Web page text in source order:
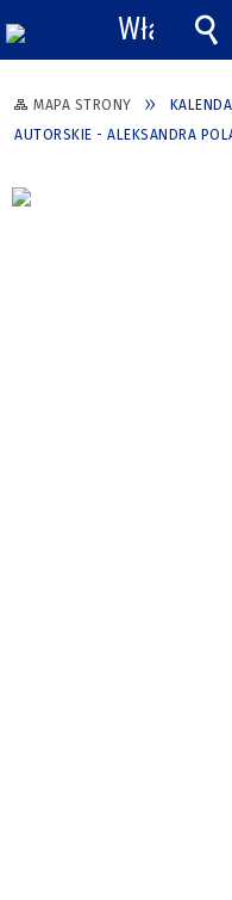
MAPA STRONY
AUTORSKIE - ALEKSANDRA
Włącz